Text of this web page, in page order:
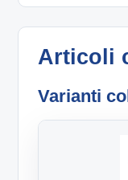
Articoli
Varianti